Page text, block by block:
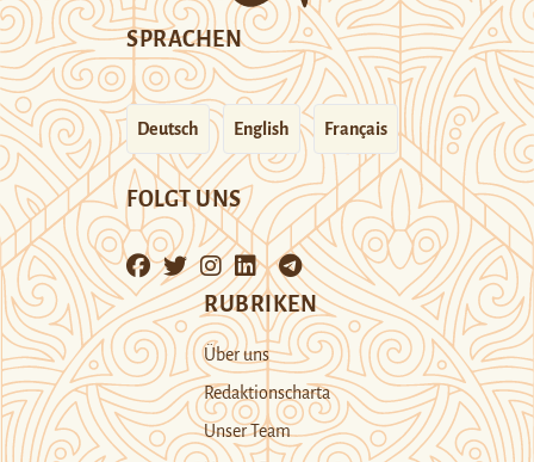
SPRACHEN
Deutsch English Français
FOLGT UNS
RUBRIKEN
Über uns
Redaktionscharta
Unser Team